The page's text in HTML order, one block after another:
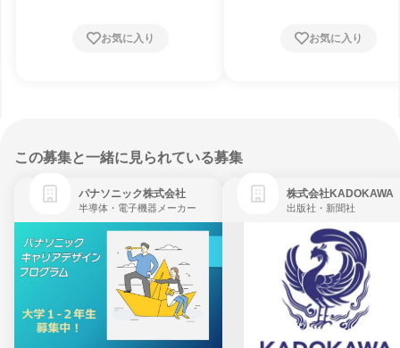
お気に入り お気に入り
この募集と一緒に見られている募集
パナソニック株式会社
半導体・電子機器メーカー
株式会社KADOKAWA
出版社・新聞社